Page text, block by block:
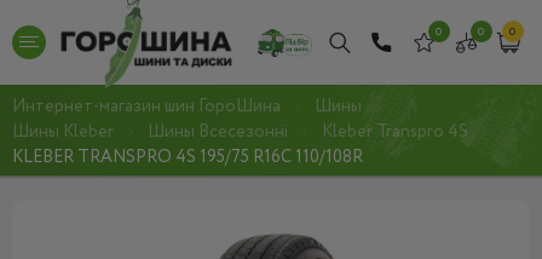
0 0 0
Интернет-магазин шин ГороШина
Шины
Шины Kleber
Шины Всесезонні
Kleber Transpro 4S
KLEBER TRANSPRO 4S 195/75 R16C 110/108R